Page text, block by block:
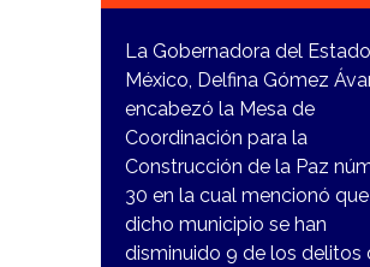
La Gobernadora del
México, Delfina Gómez
encabezó la Mesa de
Coordinación para la
Construcción de la Paz
30 en la cual mencionó
dicho municipio se han
disminuido 9 de los delitos